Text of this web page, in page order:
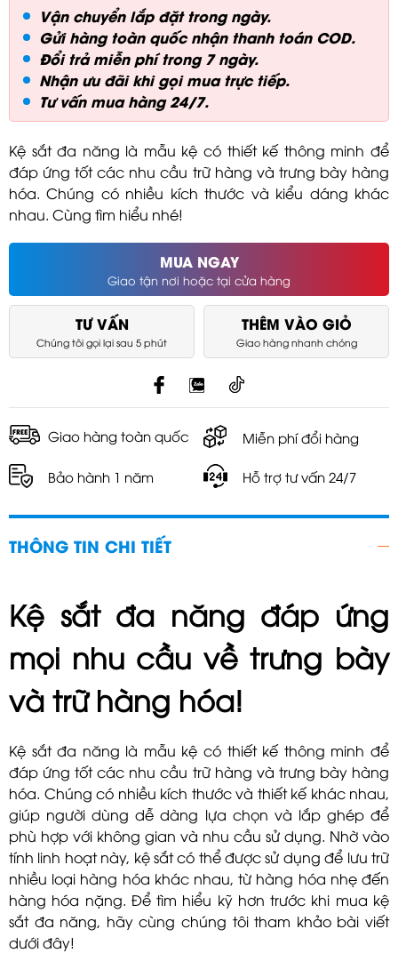
Vận chuyển lắp đặt trong ngày.
Gửi hàng toàn quốc nhận thanh toán COD.
Đổi trả miễn phí trong 7 ngày.
Nhận ưu đãi khi gọi mua trực tiếp.
Tư vấn mua hàng 24/7.
Kệ sắt đa năng là mẫu kệ có thiết kế thông minh để
đáp ứng tốt các nhu cầu trữ hàng và trưng bày hàng
hóa. Chúng có nhiều kích thước và kiểu dáng khác
nhau. Cùng tìm hiểu nhé!
MUA NGAY
Giao tận nơi hoặc tại cửa hàng
TƯ VẤN
Chúng tôi gọi lại sau 5 phút
THÊM VÀO GIỎ
Giao hàng nhanh chóng
Giao hàng toàn quốc Miễn phí đổi hàng
Bảo hành 1 năm Hỗ trợ tư vấn 24/7
THÔNG TIN CHI TIẾT
Kệ sắt đa năng đáp ứng
mọi nhu cầu về trưng bày
và trữ hàng hóa!
Kệ sắt đa năng là mẫu kệ có thiết kế thông minh để
đáp ứng tốt các nhu cầu trữ hàng và trưng bày hàng
hóa. Chúng có nhiều kích thước và thiết kế khác nhau,
giúp người dùng dễ dàng lựa chọn và lắp ghép để
phù hợp với không gian và nhu cầu sử dụng. Nhờ vào
tính linh hoạt này, kệ sắt có thể được sử dụng để lưu trữ
nhiều loại hàng hóa khác nhau, từ hàng hóa nhẹ đến
hàng hóa nặng. Để tìm hiểu kỹ hơn trước khi mua kệ
sắt đa năng, hãy cùng chúng tôi tham khảo bài viết
dưới đây!